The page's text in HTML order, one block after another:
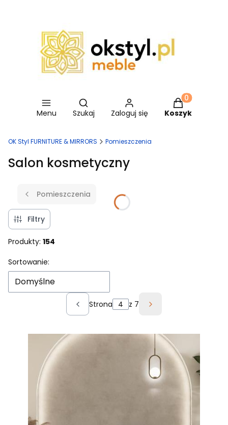
Menu
Otwórz wyszukiwarkę
Szukaj Zaloguj się
Produkty w
Koszyk
OK Styl FURNITURE & MIRRORS Pomieszczenia
Salon kosmetyczny
Pomieszczenia
Filtry
Produkty: 154
Lista produktów
Sortowanie:
Domyślne
Poprzednie produkty
Strona z 7 Następne